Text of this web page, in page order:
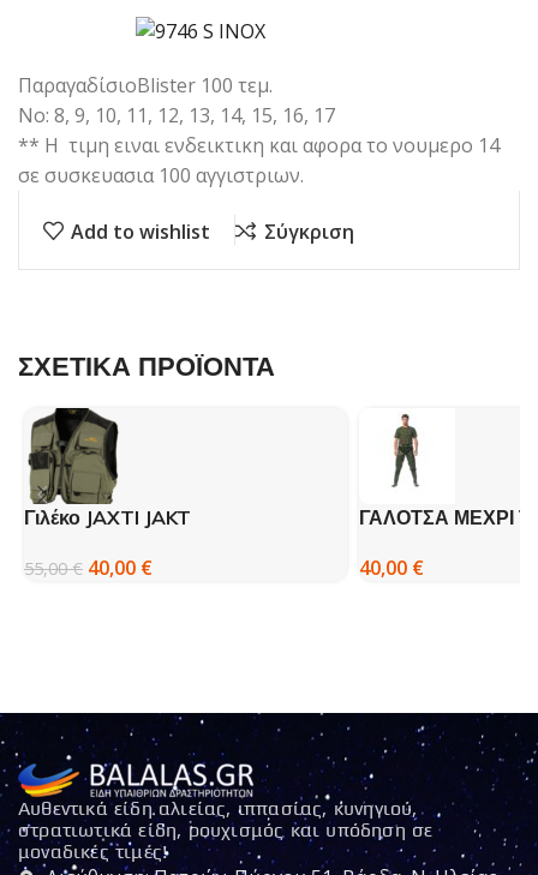
ΠαραγαδίσιοBlister 100 τεμ.
No: 8, 9, 10, 11, 12, 13, 14, 15, 16, 17
** H τιμη ειναι ενδεικτικη και αφορα το νουμερο 14
σε συσκευασια 100 αγγιστριων.
Add to wishlist Σύγκριση
ΣΧΕΤΙΚΑ ΠΡΟΪΟΝΤΑ
Γιλέκο JAXTI JAKT
55,00€ 40,00 €
ΓΑΛΟΤΣΑ ΜΕΧΡΙ
40,00 €
Αυθεντικά είδη αλιείας, ιππασίας, κυνηγιού,
στρατιωτικά είδη, ρουχισμός και υπόδηση σε
μοναδικές τιμές!